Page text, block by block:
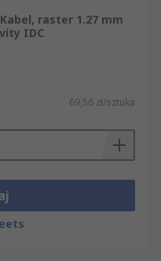
raster 1.27 mm
IDC
69,56 zł/sztuka